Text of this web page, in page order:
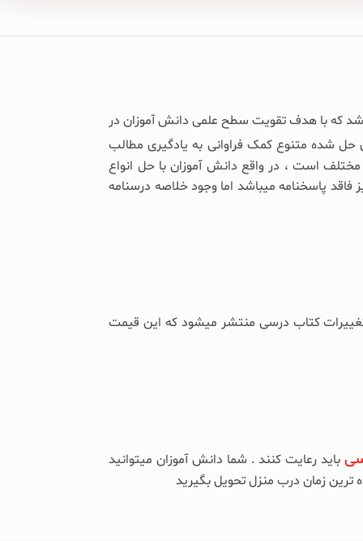
که با هدف تقویت سطح علمی دانش آموزان در
شده متنوع کمک فراوانی به یادگیری مطالب
است ، در واقع دانش آموزان با حل انواع
پاسخنامه میباشد اما وجود خلاصه درسنامه
کتاب درسی منتشر میشود که این قیمت
باید رعایت کنند . شما دانش آموزان میتوانید
ترین زمان درب منزل تحویل بگیرید